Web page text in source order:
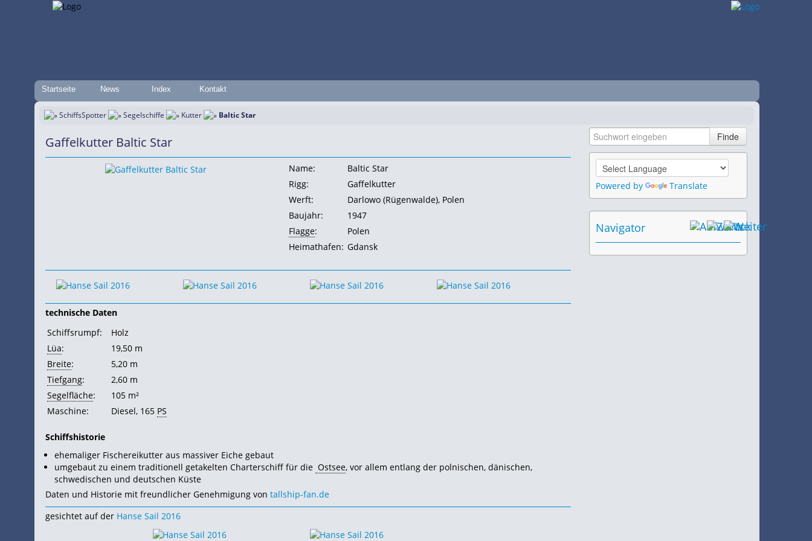
Startseite News Index Kontakt
SchiffsSpotter Segelschiffe Kutter Baltic Star
Gaffelkutter Baltic Star
Name:
Baltic Star
Rigg:
Gaffelkutter
Werft:
Darlowo (Rügenwalde), Polen
Baujahr:
1947
Flagge:
Polen
Heimathafen: Gdansk
technische Daten
Schiffsrumpf:
Holz
Lüa:
19,50 m
Breite:
5,20 m
Tiefgang:
2,60 m
Segelfläche:
105 m²
Maschine:
Diesel, 165 PS
Schiffshistorie
ehemaliger Fischereikutter aus massiver Eiche gebaut
umgebaut zu einem traditionell getakelten Charterschiff für die Ostsee, vor allem entlang der polnischen, dänischen,
schwedischen und deutschen Küste
Daten und Historie mit freundlicher Genehmigung von tallship-fan.de
gesichtet auf der Hanse Sail 2016
Powered by Translate
Navigator